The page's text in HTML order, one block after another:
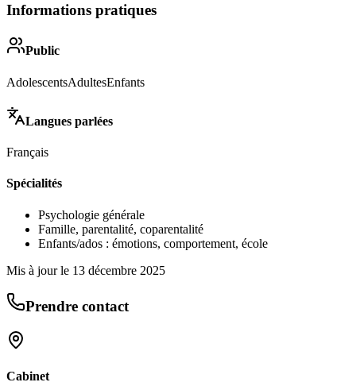
Informations pratiques
Public
AdolescentsAdultesEnfants
Langues parlées
Français
Spécialités
Psychologie générale
Famille, parentalité, coparentalité
Enfants/ados : émotions, comportement, école
Mis à jour le 13 décembre 2025
Prendre contact
Cabinet